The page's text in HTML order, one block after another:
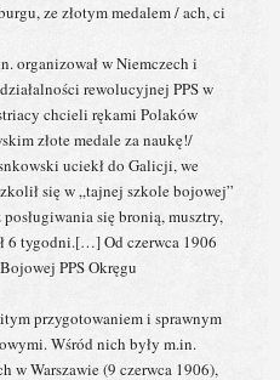
ze złotym medalem / ach, ci
organizował w Niemczech i
rewolucyjnej PPS w
chcieli rękami Polaków
złote medale za naukę!/
uciekł do Galicji, we
się w „tajnej szkole bojowej”
się bronią, musztry,
6 tygodni.[…] Od czerwca 1906
PPS Okręgu
przygotowaniem i sprawnym
Wśród nich były m.in.
w Warszawie (9 czerwca 1906),